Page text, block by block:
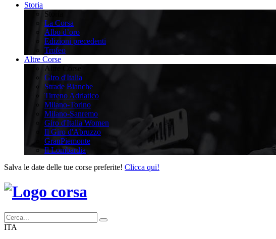
Storia
Storia
La Corsa
Albo d’oro
Edizioni precedenti
Trofeo
Altre Corse
Altre Corse
Giro d'Italia
Strade Bianche
Tirreno Adriatico
Milano-Torino
Milano-Sanremo
Giro d'Italia Women
Il Giro d'Abruzzo
GranPiemonte
Il Lombardia
Salva le date delle tue corse preferite! Clicca qui!
ITA